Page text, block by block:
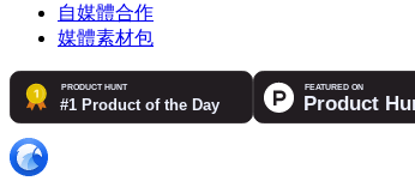
自媒體合作
媒體素材包